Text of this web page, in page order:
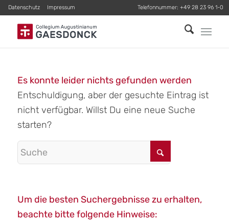
Datenschutz Impressum Telefonnummer: +49 28 23 96 1-0
Es konnte leider nichts gefunden werden
Entschuldigung, aber der gesuchte Eintrag ist
nicht verfügbar. Willst Du eine neue Suche
starten?
Um die besten Suchergebnisse zu erhalten,
beachte bitte folgende Hinweise: